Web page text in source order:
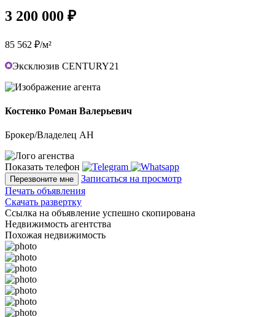
3 200 000 ₽
85 562 ₽/м²
Эксклюзив CENTURY21
Костенко Роман Валерьевич
Брокер/Владелец АН
Показать телефон
Перезвоните мне
Записаться на просмотр
Печать объявления
Скачать развертку
Ссылка на объявление успешно скопирована
Недвижимость агентства
Похожая недвижимость